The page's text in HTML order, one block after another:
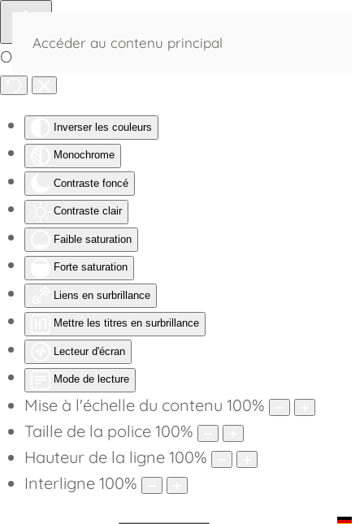
Outils d'accessibilité
Inverser les couleurs
Monochrome
Contraste foncé
Contraste clair
Faible saturation
Forte saturation
Liens en surbrillance
Mettre les titres en surbrillance
Lecteur d'écran
Mode de lecture
Mise à l'échelle du contenu 100%
Taille de la police 100%
Hauteur de la ligne 100%
Interligne 100%
Accéder au contenu principal